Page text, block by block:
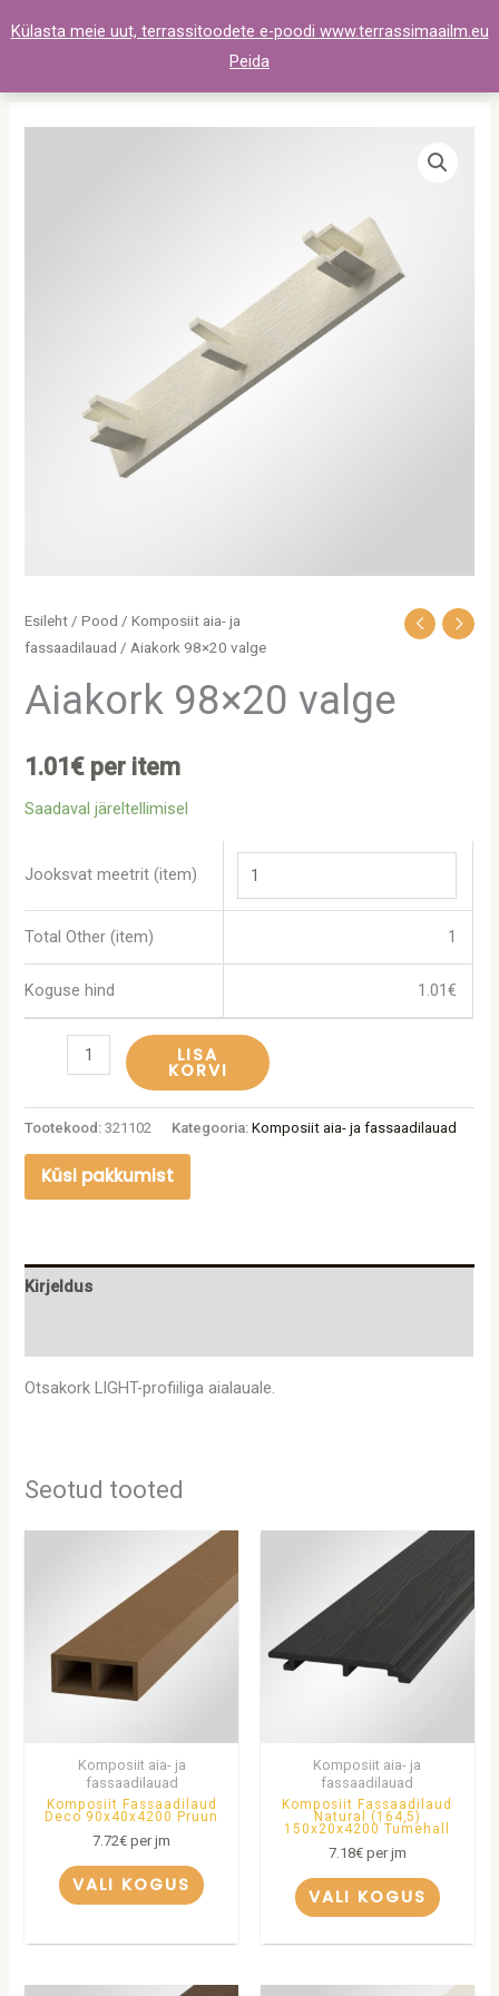
Külasta meie uut, terrassitoodete e-poodi www.terrassimaailm.eu
Peida
to
Esileht /Pood /Komposiit aia- ja
fassaadilauad / Aiakork 98×20 valge
Aiakork 98×20 valge
1.01€ per item
Saadaval järeltellimisel
Jooksvat meetrit (item)
Total Other (item) 1
Koguse hind 1.01€
LISA
KORVI
Tootekood:321102 Kategooria:Komposiit aia- ja fassaadilauad
Küsi pakkumist
Kirjeldus
Otsakork LIGHT-profiiliga aialauale.
Seotud tooted
Komposiit aia- ja
fassaadilauad
Komposiit Fassaadilaud
Deco 90x40x4200 Pruun
7.72€ per jm
VALI KOGUS
Komposiit aia- ja
fassaadilauad
Komposiit Fassaadilaud
Natural (164,5)
150x20x4200 Tumehall
7.18€per jm
VALI KOGUS